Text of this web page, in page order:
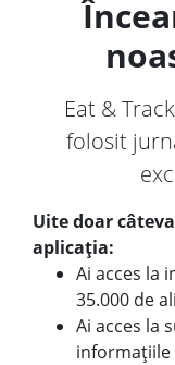
Eat &
folosit
Uite doar
aplicația:
Ai acces la
35.000 de
Ai acces la